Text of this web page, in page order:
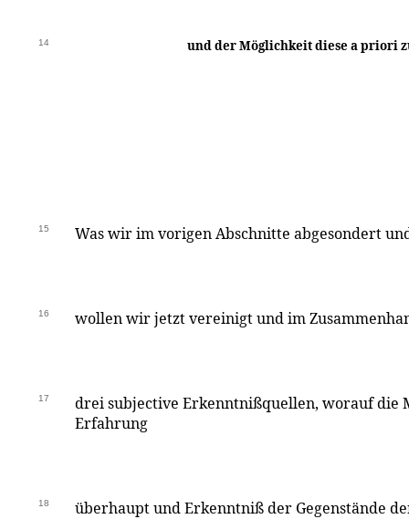
14 und der Möglichkeit diese a priori
15 Was wir im vorigen Abschnitte abgesondert
16 wollen wir jetzt vereinigt und im
17
drei subjective Erkenntnißquellen, worauf die
Erfahrung
18 überhaupt und Erkenntniß der Gegenstände